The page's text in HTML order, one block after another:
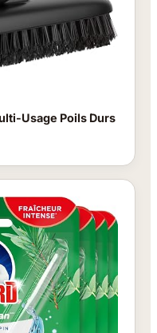
Usage Poils Durs